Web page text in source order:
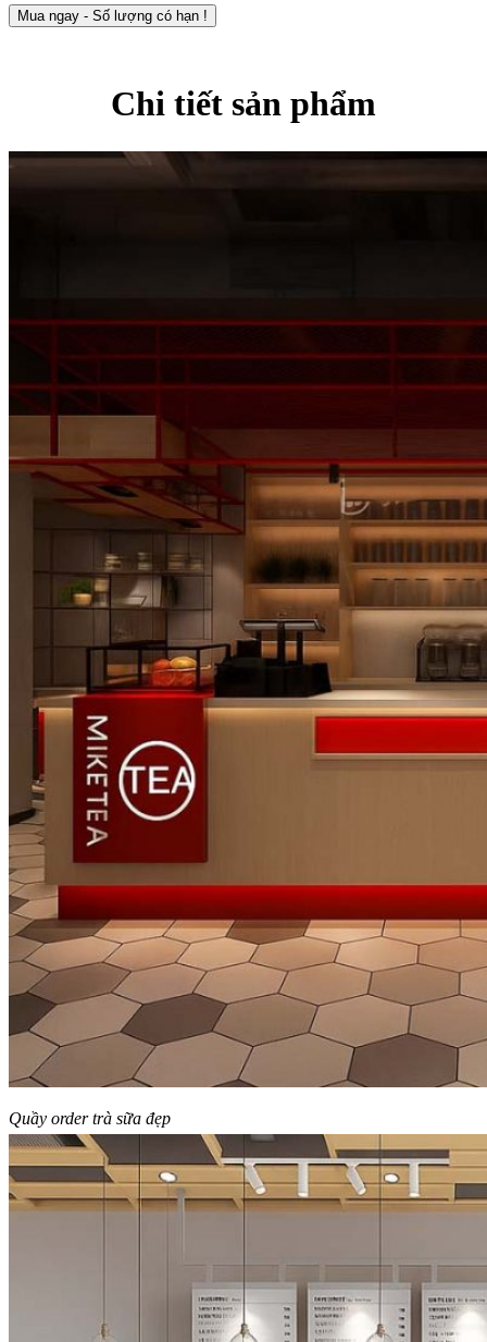
Mua ngay - Số lượng có hạn !
Chi tiết sản phẩm
Quầy order trà sữa đẹp